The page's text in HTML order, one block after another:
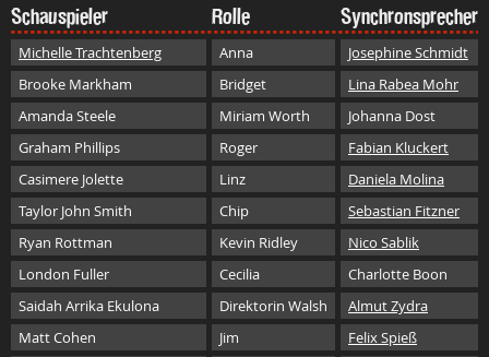
Schauspieler Rolle Synchronsprecher
Michelle Trachtenberg Anna
Josephine Schmidt
Brooke Markham
Bridget
Lina Rabea Mohr
Amanda Steele
Miriam Worth
Johanna Dost
Graham Phillips
Roger
Fabian Kluckert
Casimere Jolette
Linz
Daniela Molina
Taylor John Smith
Chip
Sebastian Fitzner
Ryan Rottman
Kevin Ridley
Nico Sablik
London Fuller
Cecilia
Charlotte Boon
Saidah Arrika Ekulona
Direktorin Walsh
Almut Zydra
Matt Cohen
Jim
Felix Spieß